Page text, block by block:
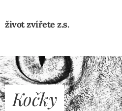
život zvířete z.s.
Kočky